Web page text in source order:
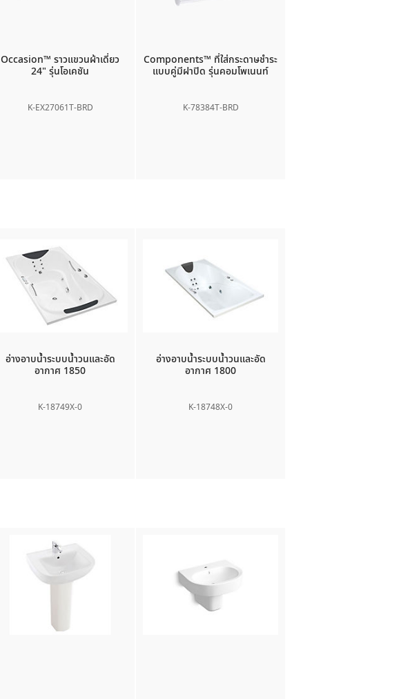
Occasion™ ราวแขวนผ้าเดี่ยว
24" รุ่นโอเคชัน
K-EX27061T-BRD
Components™ ที่ใส่กระดาษชำระ
แบบคู่มีฝาปิด รุ่นคอมโพเนนท์
K-78384T-BRD
อ่างอาบน้ำระบบน้ำวนและอัด
อากาศ 1850
K-18749X-0
อ่างอาบน้ำระบบน้ำวนและอัด
อากาศ 1800
K-18748X-0